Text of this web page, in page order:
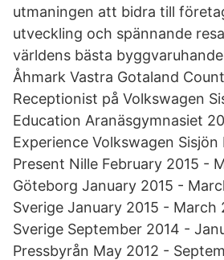
utmaningen att bidra till
utveckling och spännande
världens bästa
Åhmark Vastra Gotaland
Receptionist på Volkswagen
Education Aranäsgymnasiet
Experience Volkswagen
Present Nille February 2015 -
Göteborg January 2015 -
Sverige January 2015 - March
Sverige September 2014 -
Pressbyrån May 2012 -